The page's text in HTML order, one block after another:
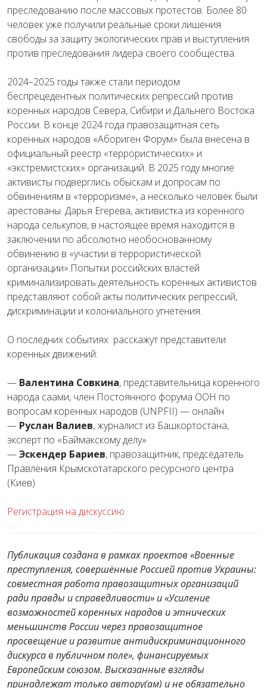
преследованию после массовых протестов. Более 80
человек уже получили реальные сроки лишения
свободы за защиту экологических прав и выступления
против преследования лидера своего сообщества.
2024–2025 годы также стали периодом
беспрецедентных политических репрессий против
коренных народов Севера, Сибири и Дальнего Востока
России. В конце 2024 года правозащитная сеть
коренных народов «Абориген Форум» была внесена в
официальный реестр «террористических» и
«экстремистских» организаций. В 2025 году многие
активисты подверглись обыскам и допросам по
обвинениям в «терроризме», а несколько человек были
арестованы. Дарья Егерева, активистка из коренного
народа селькупов, в настоящее время находится в
заключении по абсолютно необоснованному
обвинению в «участии в террористической
организации».Попытки российских властей
криминализировать деятельность коренных активистов
представляют собой акты политических репрессий,
дискриминации и колониального угнетения.
О последних событиях расскажут представители
коренных движений:
— Валентина Совкина, представительница коренного
народа саами, член Постоянного форума ООН по
вопросам коренных народов (UNPFII) — онлайн
— Руслан Валиев, журналист из Башкортостана,
эксперт по «Баймакскому делу»
—Эскендер Бариев, правозащитник, председатель
Правления Крымскотатарского ресурсного центра
(Киев)
Регистрация на дискуссию
Публикация создана в рамках проектов «Военные
преступления, совершённые Россией против Украины:
совместная работа правозащитных организаций
ради правды и справедливости» и «Усиление
возможностей коренных народов и этнических
меньшинств России через правозащитное
просвещение и развитие антидискриминационного
дискурса в публичном поле», финансируемых
Европейским союзом. Высказанные взгляды
принадлежат только автору(ам) и не обязательно